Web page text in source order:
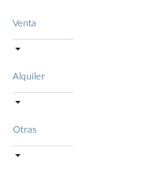
Venta
Alquiler
Otras